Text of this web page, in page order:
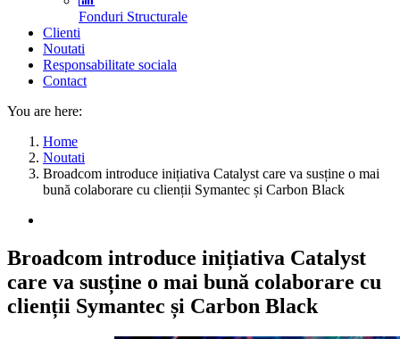
Fonduri Structurale
Clienti
Noutati
Responsabilitate sociala
Contact
You are here:
Home
Noutati
Broadcom introduce inițiativa Catalyst care va susține o mai
bună colaborare cu clienții Symantec și Carbon Black
Broadcom introduce inițiativa Catalyst
care va susține o mai bună colaborare cu
clienții Symantec și Carbon Black